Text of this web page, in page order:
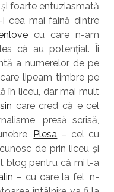
foarte entuziasmată
cea mai faină dintre
cu care n-am
că au potențial. Îi
a numerelor de pe
lipeam timbre pe
în liceu, dar mai mult
care cred că e cel
presă scrisă,
Plesa – cel cu
de prin liceu și
blog pentru că mi l-a
– cu care la fel, n-